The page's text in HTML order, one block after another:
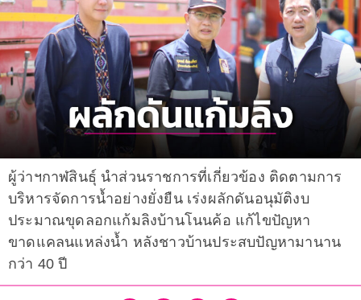
ผู้ว่าฯกาฬสินธุ์ นำส่วนราชการที่เกี่ยวข้อง ติดตามการ
บริหารจัดการน้ำอย่างยั่งยืน เร่งผลักดันอนุมัติงบ
ประมาณขุดลอกแก้มลิงบ้านโนนค้อ แก้ไขปัญหา
ขาดแคลนแหล่งน้ำ หลังชาวบ้านประสบปัญหามานาน
กว่า 40 ปี